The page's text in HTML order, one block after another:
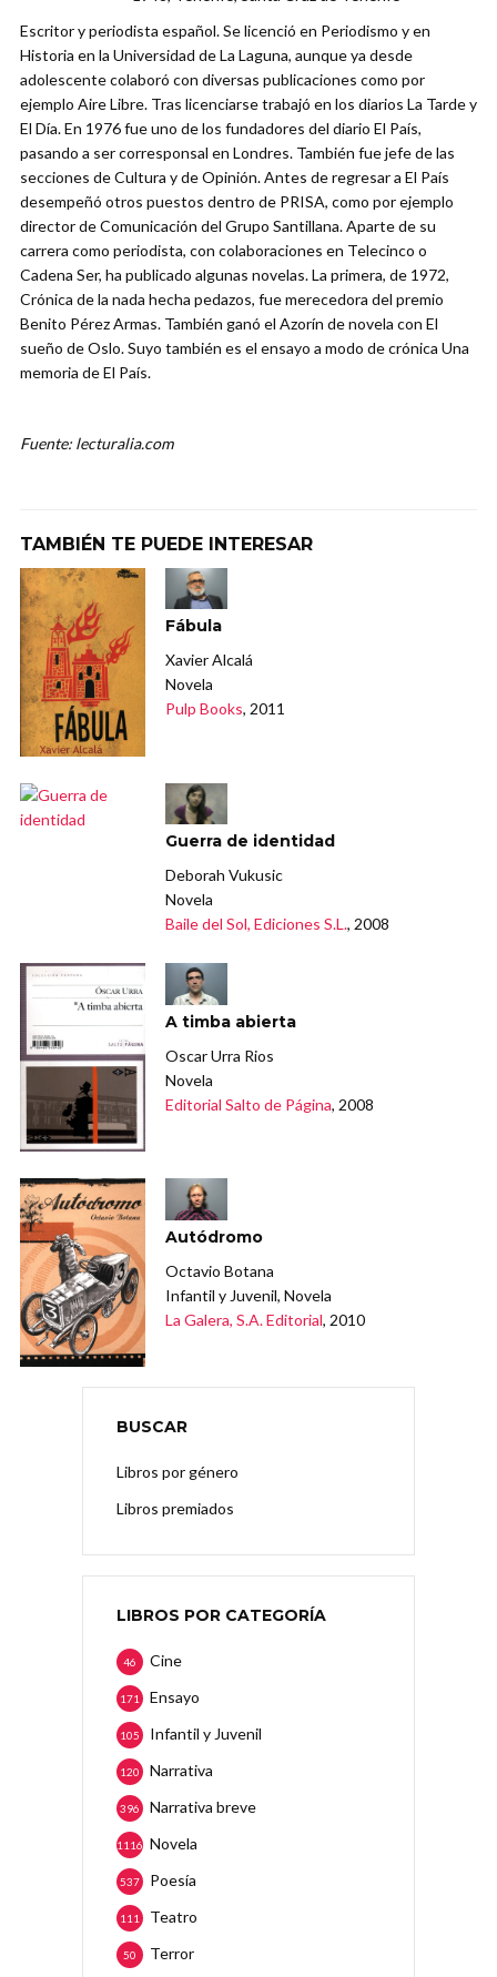
Escritor y periodista español. Se licenció en Periodismo y en
Historia en la Universidad de La Laguna, aunque ya desde
adolescente colaboró con diversas publicaciones como por
ejemplo Aire Libre. Tras licenciarse trabajó en los diarios La Tarde y
El Día. En 1976 fue uno de los fundadores del diario El País,
pasando a ser corresponsal en Londres. También fue jefe de las
secciones de Cultura y de Opinión. Antes de regresar a El País
desempeñó otros puestos dentro de PRISA, como por ejemplo
director de Comunicación del Grupo Santillana. Aparte de su
carrera como periodista, con colaboraciones en Telecinco o
Cadena Ser, ha publicado algunas novelas. La primera, de 1972,
Crónica de la nada hecha pedazos, fue merecedora del premio
Benito Pérez Armas. También ganó el Azorín de novela con El
sueño de Oslo. Suyo también es el ensayo a modo de crónica Una
memoria de El País.
Fuente: lecturalia.com
TAMBIÉN TE PUEDE INTERESAR
Fábula
Xavier Alcalá
Novela
Pulp Books, 2011
Guerra de identidad
Deborah Vukusic
Novela
Baile del Sol, Ediciones S.L., 2008
A timba abierta
Oscar Urra Rios
Novela
Editorial Salto de Página, 2008
Autódromo
Octavio Botana
Infantil y Juvenil, Novela
La Galera, S.A. Editorial, 2010
BUSCAR
Libros por género
Libros premiados
LIBROS POR CATEGORÍA
Cine
46
Ensayo
171
Infantil y Juvenil
105
Narrativa
120
Narrativa breve
396
Novela
1116
Poesía
537
Teatro
111
Terror
50